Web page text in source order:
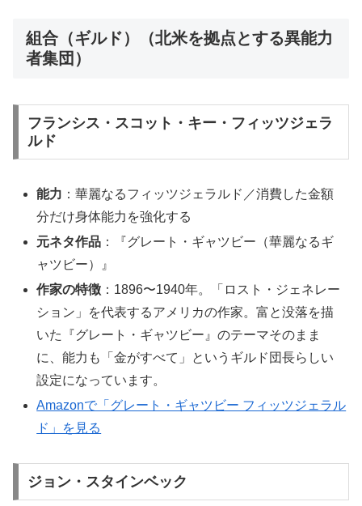
組合（ギルド）（北米を拠点とする異能力
者集団）
フランシス・スコット・キー・フィッツジェラ
ルド
能力 ：華麗なるフィッツジェラルド／消費した金額
分だけ身体能力を強化する
元ネタ作品 ：『グレート・ギャツビー（華麗なるギ
ャツビー）』
作家の特徴 ：1896〜1940年。「ロスト・ジェネレー
ション」を代表するアメリカの作家。富と没落を描
いた『グレート・ギャツビー』のテーマそのまま
に、能力も「金がすべて」というギルド団長らしい
設定になっています。
Amazonで「グレート・ギャツビー フィッツジェラル
ド」を見る
ジョン・スタインベック